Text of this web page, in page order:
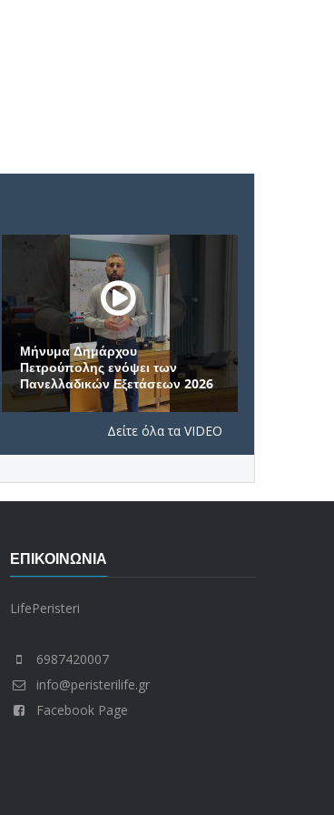
Μέγα Σπήλαιο: Η αρχαιότερη
μονή της Ελλάδας
Δείτε όλα τα VIDEO
ΕΠΙΚΟΙΝΩΝΊΑ
LifePeristeri
6987420007
info@peristerilife.gr
Facebook Page